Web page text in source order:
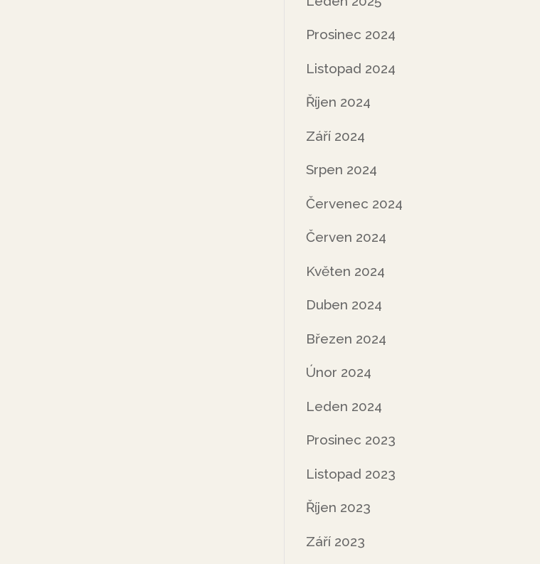
Prosinec 2024
Listopad 2024
Říjen 2024
Září 2024
Srpen 2024
Červenec 2024
Červen 2024
Květen 2024
Duben 2024
Březen 2024
Únor 2024
Leden 2024
Prosinec 2023
Listopad 2023
Říjen 2023
Září 2023